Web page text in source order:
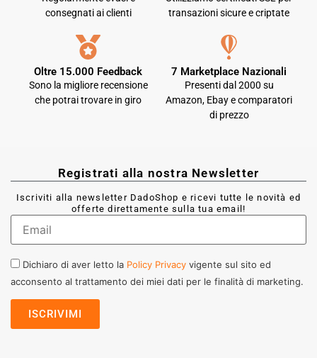
consegnati ai clienti
transazioni sicure e criptate
Oltre 15.000 Feedback
Sono la migliore recensione
che potrai trovare in giro
7 Marketplace Nazionali
Presenti dal 2000 su
Amazon, Ebay e comparatori
di prezzo
Registrati alla nostra Newsletter
Iscriviti alla newsletter DadoShop e ricevi tutte le novità ed
offerte direttamente sulla tua email!
Dichiaro di aver letto la Policy Privacy vigente sul sito ed
acconsento al trattamento dei miei dati per le finalità di marketing.